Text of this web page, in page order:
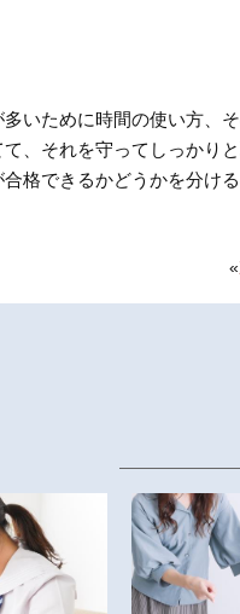
いために時間の使い方、
、それを守ってしっかりと
格できるかどうかを分ける
«